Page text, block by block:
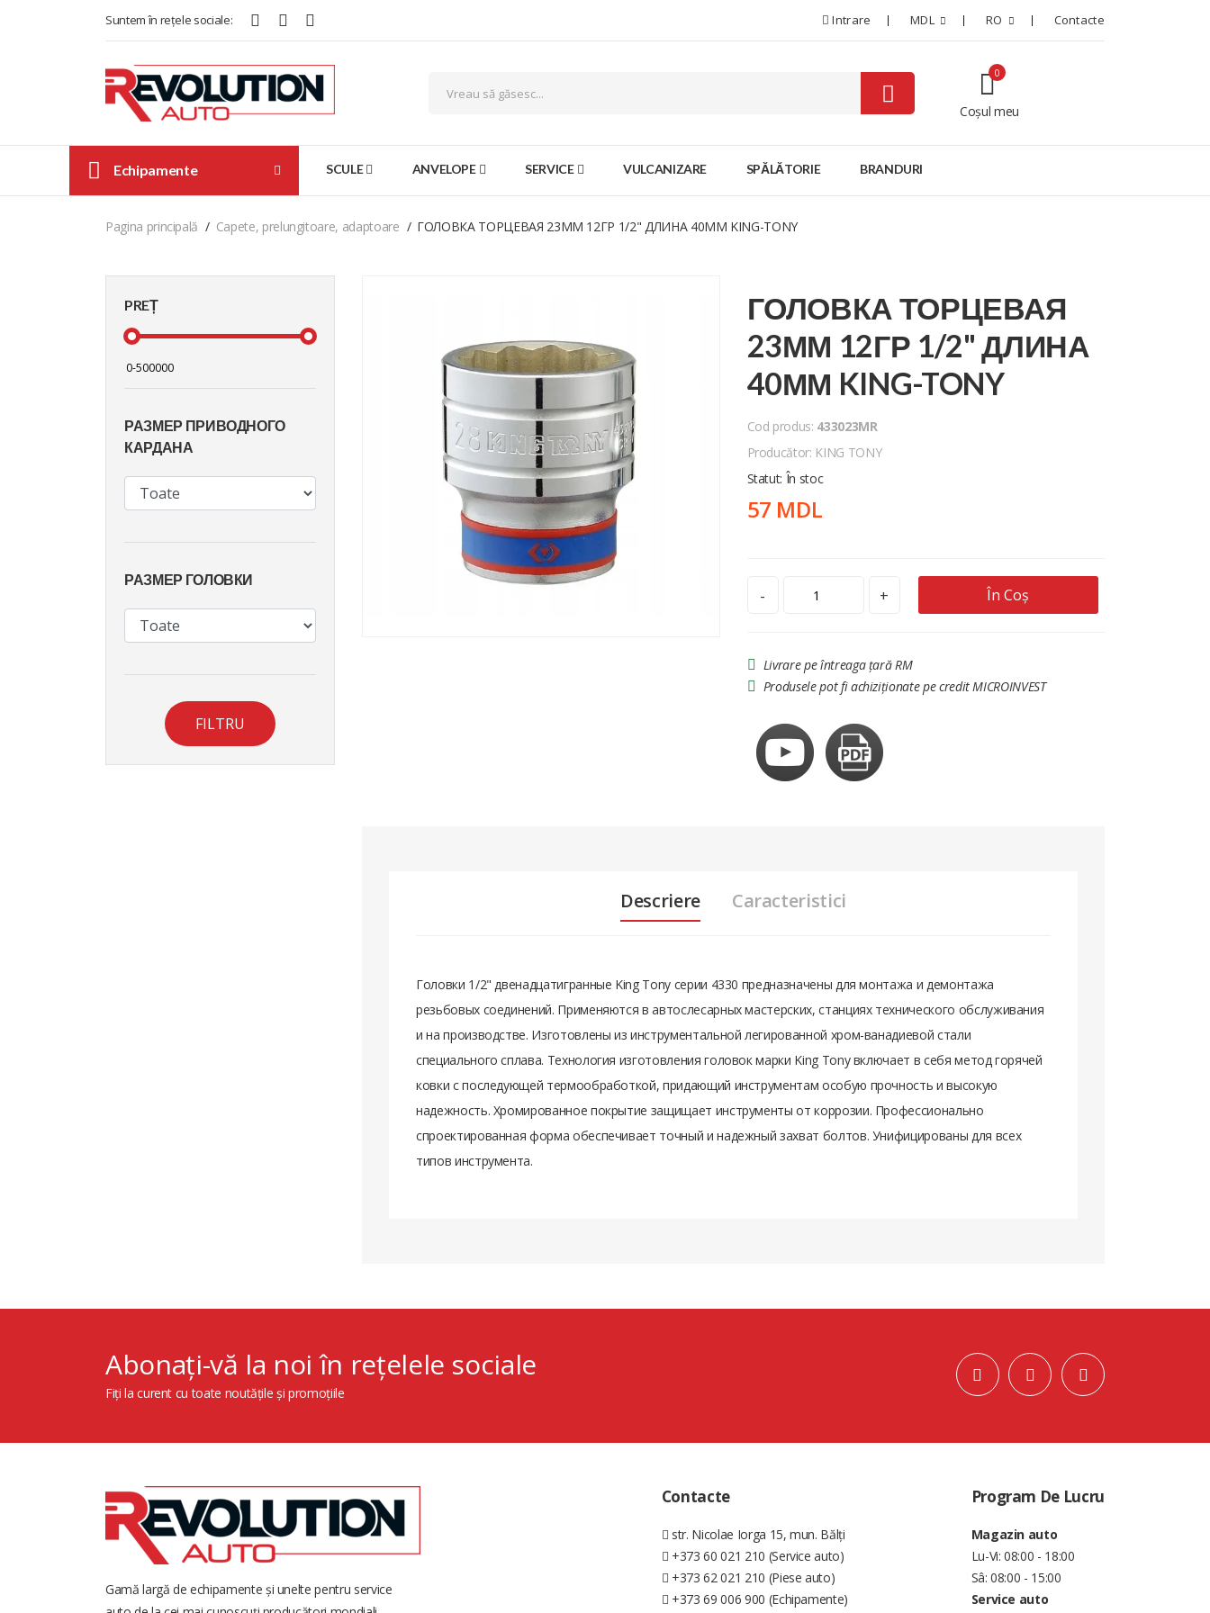
Suntem în rețele sociale: Intrare MDL RO Contacte
Coșul meu
0
Echipamente SCULE ANVELOPE SERVICE VULCANIZARE SPĂLĂTORIE BRANDURI
Pagina principală Capete, prelungitoare, adaptoare ГОЛОВКА ТОРЦЕВАЯ 23ММ 12ГР 1/2" ДЛИНА 40ММ KING-TONY
PREȚ
РАЗМЕР ПРИВОДНОГО
КАРДАНА
РАЗМЕР ГОЛОВКИ
FILTRU
ГОЛОВКА ТОРЦЕВАЯ
23ММ 12ГР 1/2" ДЛИНА
40ММ KING-TONY
Cod produs: 433023MR
Producător: KING TONY
Statut: În stoc
57 MDL
- + În Coș
Livrare pe întreaga țară RM
Produsele pot fi achiziționate pe credit MICROINVEST
Descriere Caracteristici
Головки 1/2" двенадцатигранные King Tony серии 4330 предназначены для монтажа и демонтажа
резьбовых соединений. Применяются в автослесарных мастерских, станциях технического обслуживания
и на производстве. Изготовлены из инструментальной легированной хром-ванадиевой стали
специального сплава. Технология изготовления головок марки King Tony включает в себя метод горячей
ковки с последующей термообработкой, придающий инструментам особую прочность и высокую
надежность. Хромированное покрытие защищает инструменты от коррозии. Профессионально
спроектированная форма обеспечивает точный и надежный захват болтов. Унифицированы для всех
типов инструмента.
Abonați-vă la noi în rețelele sociale
Fiți la curent cu toate noutățile și promoțiile
Gamă largă de echipamente și unelte pentru service
Contacte
str. Nicolae Iorga 15, mun. Bălți
+373 60 021 210 (Service auto)
+373 62 021 210 (Piese auto)
+373 69 006 900 (Echipamente)
Program De Lucru
Magazin auto
Lu-Vi: 08:00 - 18:00
Sâ: 08:00 - 15:00
Service auto